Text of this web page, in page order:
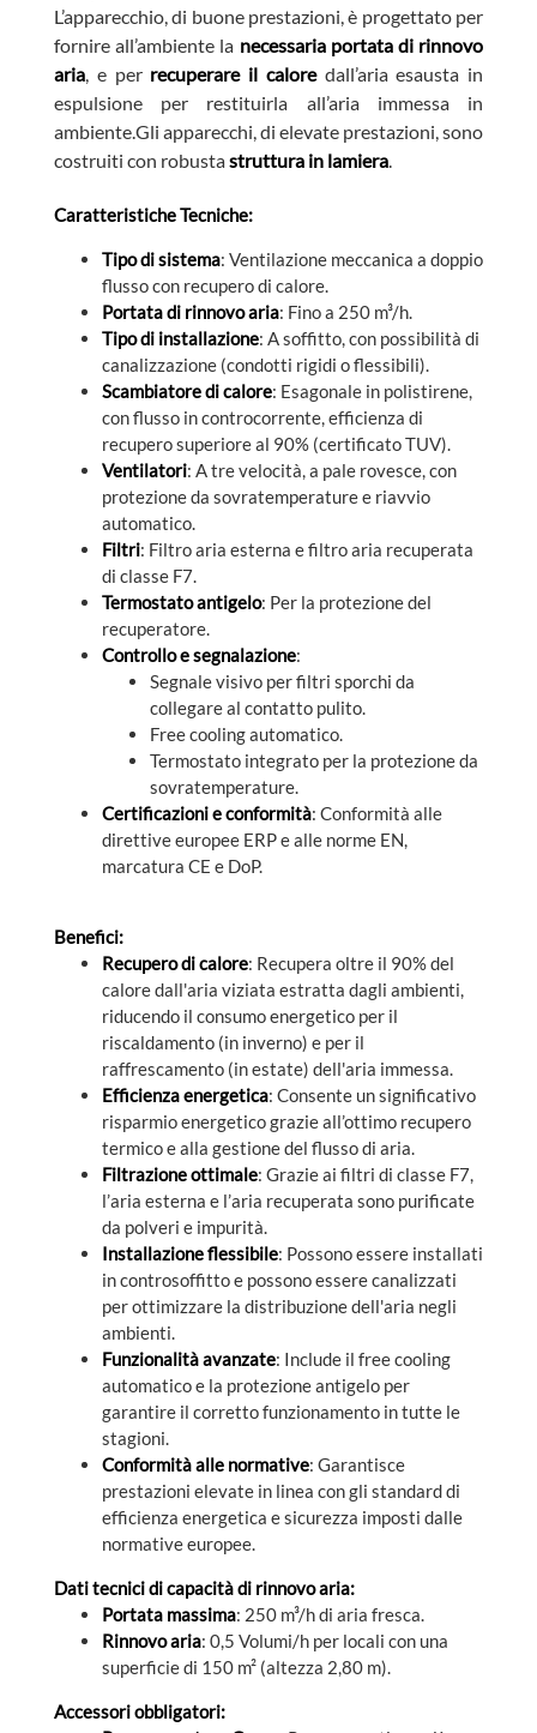
L’apparecchio, di buone prestazioni, è progettato per
fornire all’ambiente la necessaria portata di rinnovo
aria, e per recuperare il caloredall’aria esausta in
espulsione per restituirla all’aria immessa in
ambiente.Gli apparecchi, di elevate prestazioni, sono
costruiti con robustastruttura in lamiera.
Caratteristiche Tecniche:
Tipo di sistema: Ventilazione meccanica a doppio
flusso con recupero di calore.
Portata di rinnovo aria: Fino a 250 m³/h.
Tipo di installazione: A soffitto, con possibilità di
canalizzazione (condotti rigidi o flessibili).
Scambiatore di calore: Esagonale in polistirene,
con flusso in controcorrente, efficienza di
recupero superiore al 90% (certificato TUV).
Ventilatori: A tre velocità, a pale rovesce, con
protezione da sovratemperature e riavvio
automatico.
Filtri: Filtro aria esterna e filtro aria recuperata
di classe F7.
Termostato antigelo: Per la protezione del
recuperatore.
Controllo e segnalazione:
Segnale visivo per filtri sporchi da
collegare al contatto pulito.
Free cooling automatico.
Termostato integrato per la protezione da
sovratemperature.
Certificazioni e conformità: Conformità alle
direttive europee ERP e alle norme EN,
marcatura CE e DoP.
Benefici:
Recupero di calore: Recupera oltre il 90% del
calore dall'aria viziata estratta dagli ambienti,
riducendo il consumo energetico per il
riscaldamento (in inverno) e per il
raffrescamento (in estate) dell'aria immessa.
Efficienza energetica: Consente un significativo
risparmio energetico grazie all’ottimo recupero
termico e alla gestione del flusso di aria.
Filtrazione ottimale: Grazie ai filtri di classe F7,
l’aria esterna e l’aria recuperata sono purificate
da polveri e impurità.
Installazione flessibile: Possono essere installati
in controsoffitto e possono essere canalizzati
per ottimizzare la distribuzione dell'aria negli
ambienti.
Funzionalità avanzate: Include il free cooling
automatico e la protezione antigelo per
garantire il corretto funzionamento in tutte le
stagioni.
Conformità alle normative: Garantisce
prestazioni elevate in linea con gli standard di
efficienza energetica e sicurezza imposti dalle
normative europee.
Dati tecnici di capacità di rinnovo aria:
Portata massima: 250 m³/h di aria fresca.
Rinnovo aria: 0,5 Volumi/h per locali con una
superficie di 150 m² (altezza 2,80 m).
Accessori obbligatori: